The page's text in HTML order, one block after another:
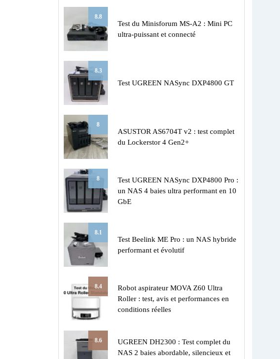
8.8
Test du Minisforum MS-A2 : Mini PC
ultra-puissant et connecté
8.3
Test UGREEN NASync DXP4800 GT
8
ASUSTOR AS6704T v2 : test complet
du Lockerstor 4 Gen2+
8
Test UGREEN NASync DXP4800 Pro :
un NAS 4 baies ultra performant en 10
GbE
8.1
Test Beelink ME Pro : un NAS hybride
performant et évolutif
8.4
Robot aspirateur MOVA Z60 Ultra
Roller : test, avis et performances en
conditions réelles
8.6
UGREEN DH2300 : Test complet du
NAS 2 baies abordable, silencieux et